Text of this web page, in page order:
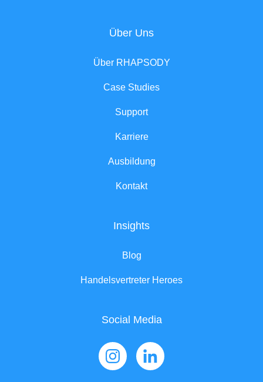
Über Uns
Über RHAPSODY
Case Studies
Support
Karriere
Ausbildung
Kontakt
Insights
Blog
Handelsvertreter Heroes
Social Media